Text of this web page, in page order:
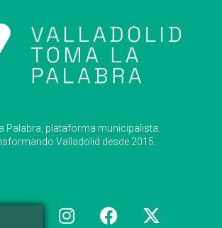
Palabra, plataforma municipalista.
Valladolid desde 2015.